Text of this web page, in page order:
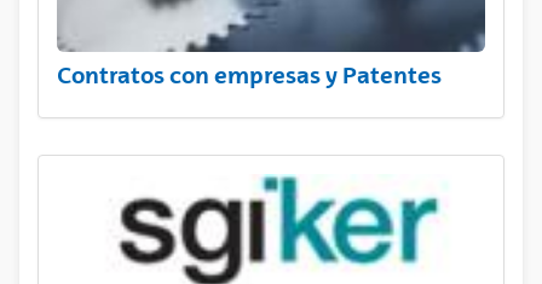
Contratos con empresas y Patentes